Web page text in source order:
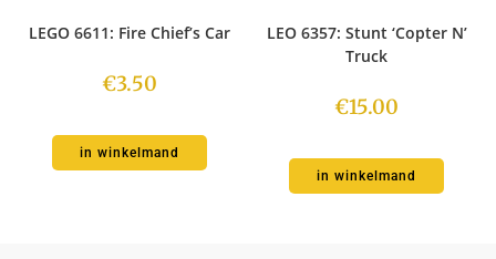
LEGO 6611: Fire Chief’s Car
€3.50
in winkelmand
LEO 6357: Stunt ‘Copter N’
Truck
€15.00
in winkelmand